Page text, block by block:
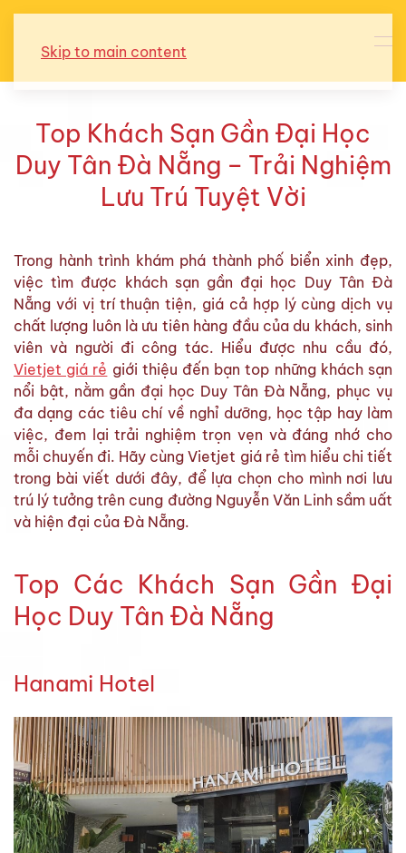
Skip to main content
Top Khách Sạn Gần Đại Học
Duy Tân Đà Nẵng – Trải Nghiệm
Lưu Trú Tuyệt Vời
Trong hành trình khám phá thành phố biển xinh đẹp,
việc tìm được khách sạn gần đại học Duy Tân Đà
Nẵng với vị trí thuận tiện, giá cả hợp lý cùng dịch vụ
chất lượng luôn là ưu tiên hàng đầu của du khách, sinh
viên và người đi công tác. Hiểu được nhu cầu đó,
Vietjet giá rẻ giới thiệu đến bạn top những khách sạn
nổi bật, nằm gần đại học Duy Tân Đà Nẵng, phục vụ
đa dạng các tiêu chí về nghỉ dưỡng, học tập hay làm
việc, đem lại trải nghiệm trọn vẹn và đáng nhớ cho
mỗi chuyến đi. Hãy cùng Vietjet giá rẻ tìm hiểu chi tiết
trong bài viết dưới đây, để lựa chọn cho mình nơi lưu
trú lý tưởng trên cung đường Nguyễn Văn Linh sầm uất
và hiện đại của Đà Nẵng.
Top Các Khách Sạn Gần Đại
Học Duy Tân Đà Nẵng
Hanami Hotel